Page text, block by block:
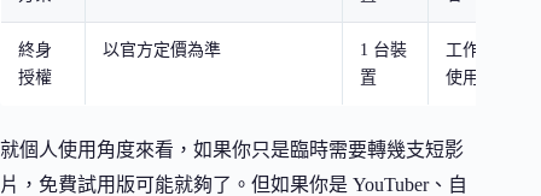
終身
授權
以官方定價為準
1 台裝
置
工作上有持
使用者
就個人使用角度來看，如果你只是臨時需要轉幾支短影
片，免費試用版可能就夠了。但如果你是 YouTuber、自